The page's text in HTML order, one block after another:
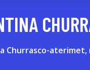
Churrasco-aterimet,